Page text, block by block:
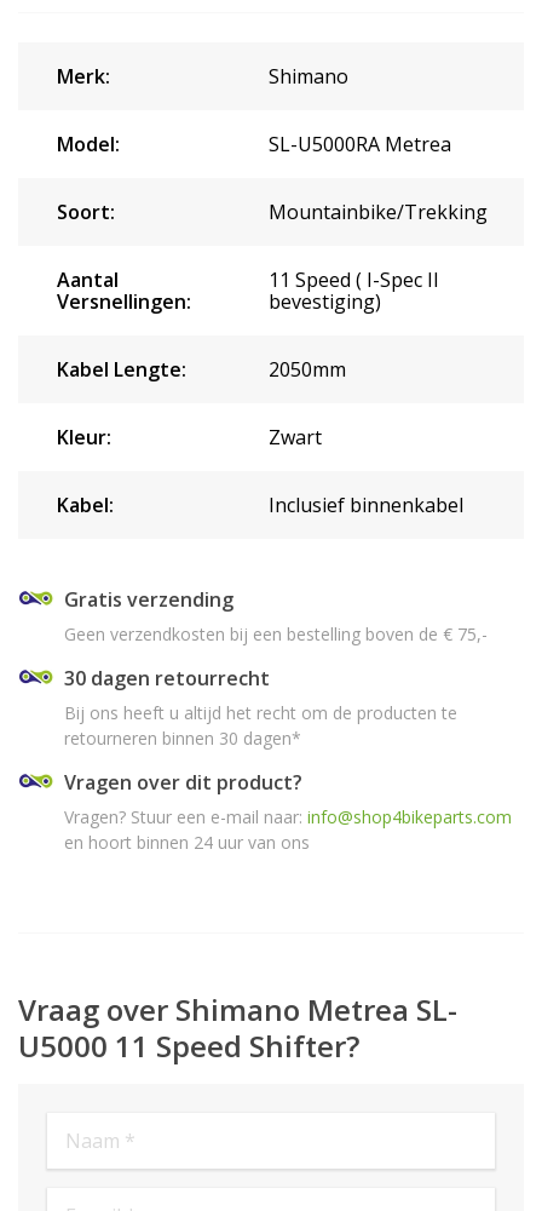
Merk: Shimano
Model: SL-U5000RA Metrea
Soort: Mountainbike/Trekking
Aantal
Versnellingen:
11 Speed ( I-Spec II
bevestiging)
Kabel Lengte: 2050mm
Kleur: Zwart
Kabel: Inclusief binnenkabel
Gratis verzending
Geen verzendkosten bij een bestelling boven de € 75,-
30 dagen retourrecht
Bij ons heeft u altijd het recht om de producten te
retourneren binnen 30 dagen*
Vragen over dit product?
Vragen? Stuur een e-mail naar: info@shop4bikeparts.com
en hoort binnen 24 uur van ons
Vraag over Shimano Metrea SL-
U5000 11 Speed Shifter?